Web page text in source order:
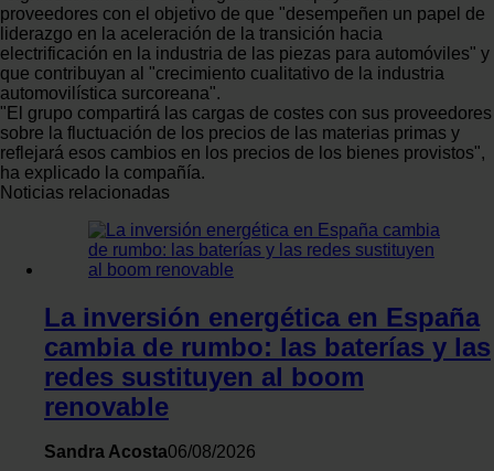
partir del uso que haya hecho de sus servicios.
proveedores con el objetivo de que "desempeñen un papel de
liderazgo en la aceleración de la transición hacia
electrificación en la industria de las piezas para automóviles" y
que contribuyan al "crecimiento cualitativo de la industria
automovilística surcoreana".
"El grupo compartirá las cargas de costes con sus proveedores
sobre la fluctuación de los precios de las materias primas y
reflejará esos cambios en los precios de los bienes provistos",
ha explicado la compañía.
Noticias relacionadas
La inversión energética en España
cambia de rumbo: las baterías y las
redes sustituyen al boom
renovable
Sandra Acosta06/08/2026